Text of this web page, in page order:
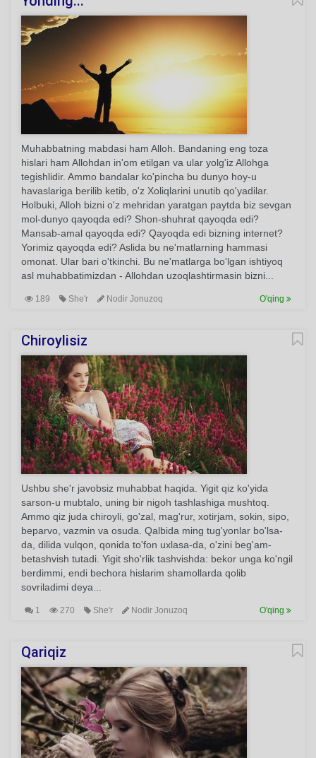
Muhabbatning mabdasi ham Alloh. Bandaning eng toza
hislari ham Allohdan in'om etilgan va ular yolg'iz Allohga
tegishlidir. Ammo bandalar ko'pincha bu dunyo hoy-u
havaslariga berilib ketib, o'z Xoliqlarini unutib qo'yadilar.
Holbuki, Alloh bizni o'z mehridan yaratgan paytda biz sevgan
mol-dunyo qayoqda edi? Shon-shuhrat qayoqda edi?
Mansab-amal qayoqda edi? Qayoqda edi bizning internet?
Yorimiz qayoqda edi? Aslida bu ne'matlarning hammasi
omonat. Ular bari o'tkinchi. Bu ne'matlarga bo'lgan ishtiyoq
asl muhabbatimizdan - Allohdan uzoqlashtirmasin bizni...
189 She'r Nodir Jonuzoq O'qing
Chiroylisiz
Ushbu she'r javobsiz muhabbat haqida. Yigit qiz ko'yida
sarson-u mubtalo, uning bir nigoh tashlashiga mushtoq.
Ammo qiz juda chiroyli, go'zal, mag'rur, xotirjam, sokin, sipo,
beparvo, vazmin va osuda. Qalbida ming tug'yonlar bo'lsa-
da, dilida vulqon, qonida to'fon uxlasa-da, o'zini beg'am-
betashvish tutadi. Yigit sho'rlik tashvishda: bekor unga ko'ngil
berdimmi, endi bechora hislarim shamollarda qolib
sovriladimi deya...
1 270 She'r Nodir Jonuzoq O'qing
Qariqiz